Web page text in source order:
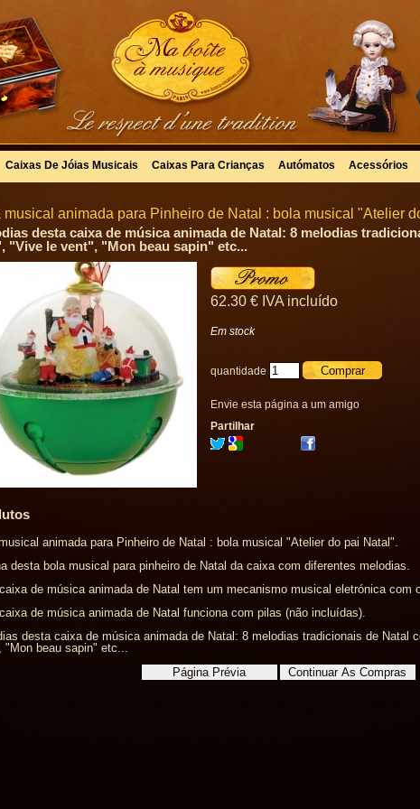
Caixas De Jóias Musicais Caixas Para Crianças Autómatos Acessórios
musical animada para Pinheiro de Natal : bola musical "Atelier
desta caixa de música animada de Natal: 8 melodias
"Vive le vent", "Mon beau sapin" etc...
62.30 € IVA incluído
Em stock
quantidade
Envie esta página a um amigo
Partilhar
animada para Pinheiro de Natal : bola musical "Atelier do pai Natal".
desta bola musical para pinheiro de Natal da caixa com diferentes melodias.
de música animada de Natal tem um mecanismo musical eletrónica com
de música animada de Natal funciona com pilas (não incluídas).
desta caixa de música animada de Natal: 8 melodias tradicionais de Natal
"Mon beau sapin" etc...